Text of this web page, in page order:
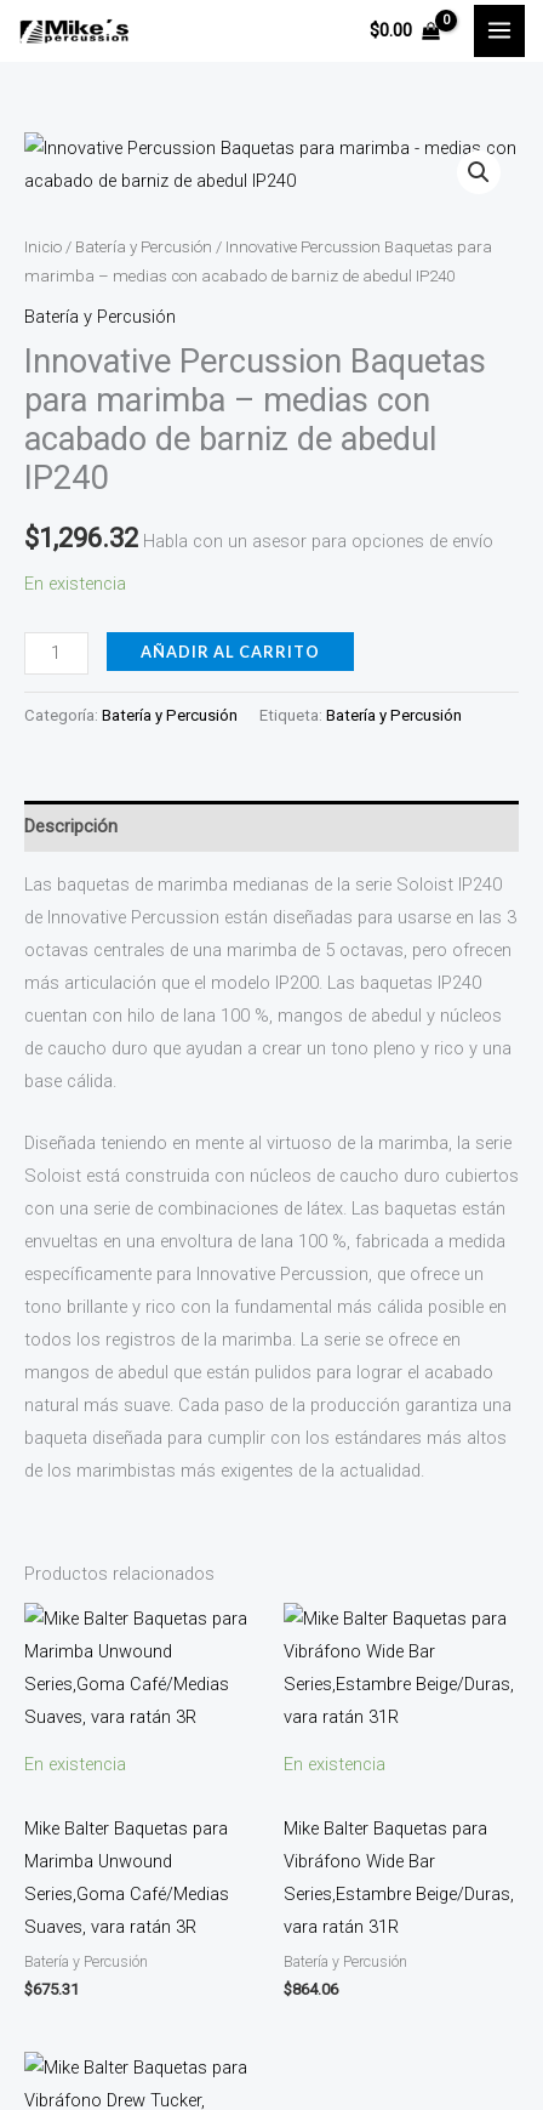
$0.00
Inicio / Batería y Percusión / Innovative Percussion Baquetas para
marimba – medias con acabado de barniz de abedul IP240
Batería y Percusión
Innovative Percussion Baquetas
para marimba – medias con
acabado de barniz de abedul
IP240
$1,296.32 Habla con un asesor para opciones de envío
En existencia
Innovative
Percussion
para
marimba
-
medias
con
acabado
de
barniz
abedul
IP240
AÑADIR AL CARRITO
Categoría: Batería y Percusión Etiqueta: Batería y Percusión
Descripción
Las baquetas de marimba medianas de la serie Soloist IP240
de Innovative Percussion están diseñadas para usarse en las 3
octavas centrales de una marimba de 5 octavas, pero ofrecen
más articulación que el modelo IP200. Las baquetas IP240
cuentan con hilo de lana 100 %, mangos de abedul y núcleos
de caucho duro que ayudan a crear un tono pleno y rico y una
base cálida.
Diseñada teniendo en mente al virtuoso de la marimba, la serie
Soloist está construida con núcleos de caucho duro cubiertos
con una serie de combinaciones de látex. Las baquetas están
envueltas en una envoltura de lana 100 %, fabricada a medida
específicamente para Innovative Percussion, que ofrece un
tono brillante y rico con la fundamental más cálida posible en
todos los registros de la marimba. La serie se ofrece en
mangos de abedul que están pulidos para lograr el acabado
natural más suave. Cada paso de la producción garantiza una
baqueta diseñada para cumplir con los estándares más altos
de los marimbistas más exigentes de la actualidad.
Productos relacionados
En existencia
Mike Balter Baquetas para
Marimba Unwound
Series,Goma Café/Medias
Suaves, vara ratán 3R
Batería y Percusión
$675.31
En existencia
Mike Balter Baquetas para
Vibráfono Wide Bar
Series,Estambre Beige/Duras,
vara ratán 31R
Batería y Percusión
$864.06